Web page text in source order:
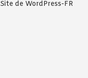
Site de WordPress-FR